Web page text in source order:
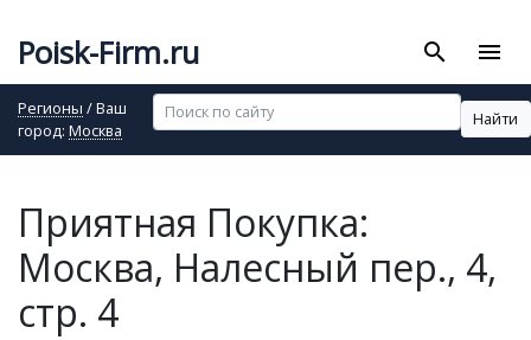
Poisk-Firm.ru search menu
Регионы / Ваш
город: Москва
Найти
Приятная Покупка:
Москва, Налесный пер., 4,
стр. 4